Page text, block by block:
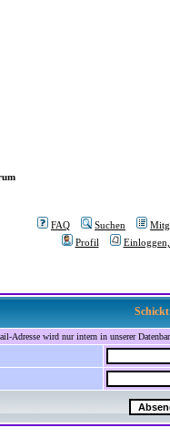
FAQ Suchen
Profil
Adresse wird nur intern in unserer